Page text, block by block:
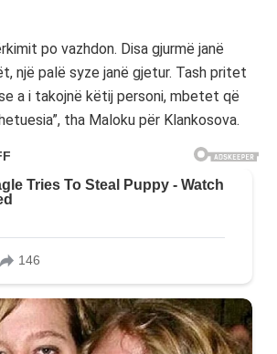
po vazhdon. Disa gjurmë janë
një palë syze janë gjetur. Tash pritet
a i takojnë këtij personi, mbetet që
tha Maloku për Klankosova.